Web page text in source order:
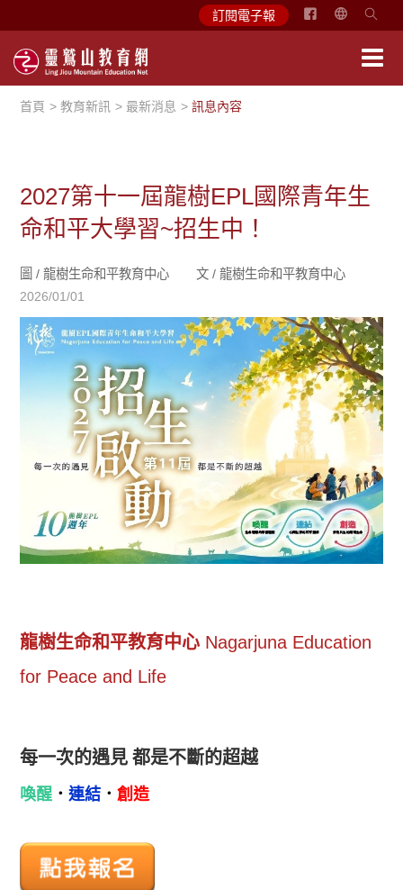
訂閱電子報
简
首頁 教育新訊 最新消息 訊息內容
2027第十一屆龍樹EPL國際青年生
命和平大學習~招生中！
圖 /龍樹生命和平教育中心 文 /龍樹生命和平教育中心
2026/01/01
龍樹生命和平教育中心 Nagarjuna Education
for Peace and Life
每一次的遇見 都是不斷的超越
喚醒 ．連結 ．創造